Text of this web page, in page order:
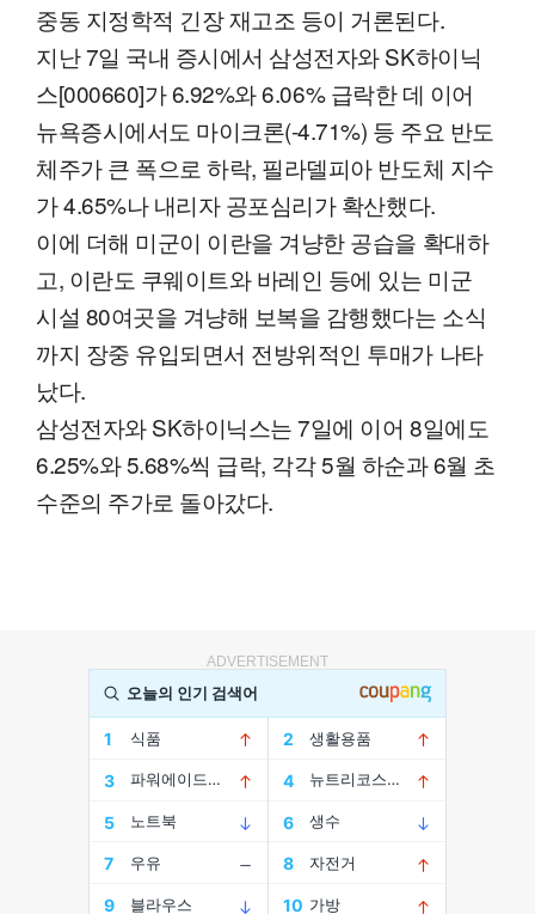
중동 지정학적 긴장 재고조 등이 거론된다.
지난 7일 국내 증시에서 삼성전자와 SK하이닉
스[000660]가 6.92%와 6.06% 급락한 데 이어
뉴욕증시에서도 마이크론(-4.71%) 등 주요 반도
체주가 큰 폭으로 하락, 필라델피아 반도체 지수
가 4.65%나 내리자 공포심리가 확산했다.
이에 더해 미군이 이란을 겨냥한 공습을 확대하
고, 이란도 쿠웨이트와 바레인 등에 있는 미군
시설 80여곳을 겨냥해 보복을 감행했다는 소식
까지 장중 유입되면서 전방위적인 투매가 나타
났다.
삼성전자와 SK하이닉스는 7일에 이어 8일에도
6.25%와 5.68%씩 급락, 각각 5월 하순과 6월 초
수준의 주가로 돌아갔다.
ADVERTISEMENT